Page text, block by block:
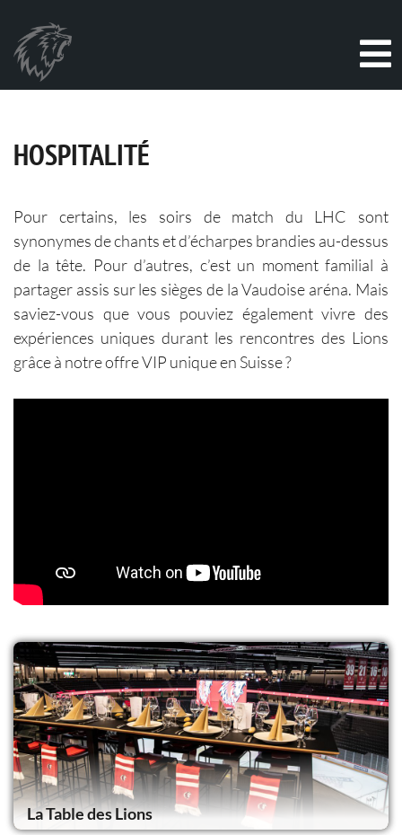
HOSPITALITÉ
Pour certains, les soirs de match du LHC sont
synonymes de chants et d’écharpes brandies au-dessus
de la tête. Pour d’autres, c’est un moment familial à
partager assis sur les sièges de la Vaudoise aréna. Mais
saviez-vous que vous pouviez également vivre des
expériences uniques durant les rencontres des Lions
grâce à notre offre VIP unique en Suisse ?
La Table des Lions